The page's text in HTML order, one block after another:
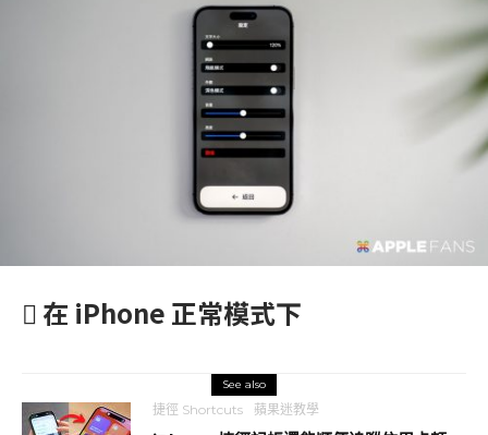
 在 iPhone 正常模式下
See also
捷徑 Shortcuts 蘋果迷教學